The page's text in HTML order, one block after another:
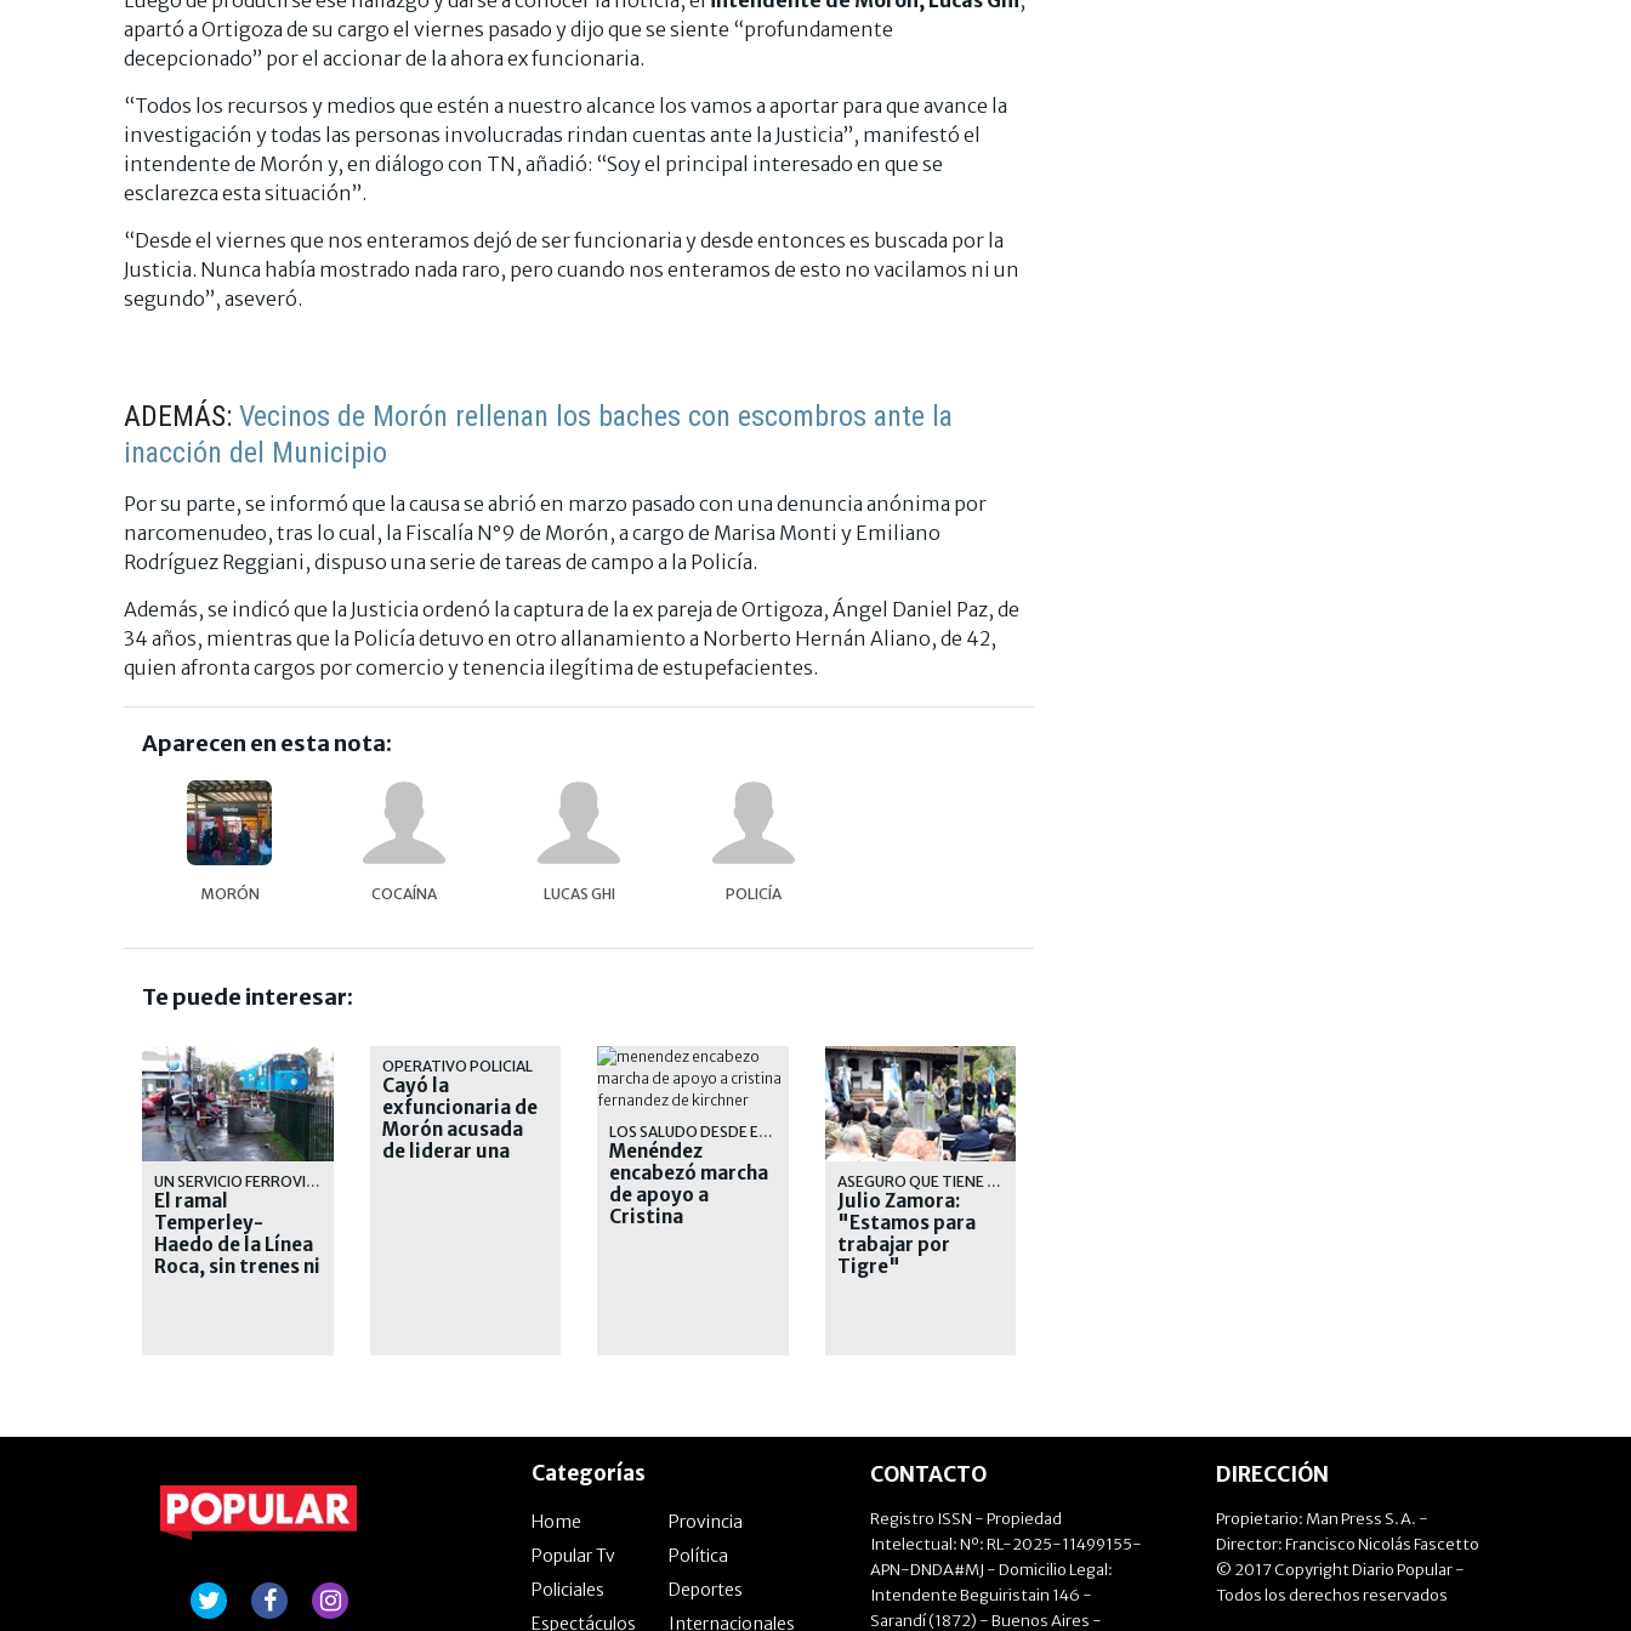
apartó a Ortigoza de su cargo el viernes pasado y dijo que se siente “profundamente
decepcionado” por el accionar de la ahora ex funcionaria.
“Todos los recursos y medios que estén a nuestro alcance los vamos a aportar para que avance la
investigación y todas las personas involucradas rindan cuentas ante la Justicia”, manifestó el
intendente de Morón y, en diálogo con TN, añadió: “Soy el principal interesado en que se
esclarezca esta situación”.
“Desde el viernes que nos enteramos dejó de ser funcionaria y desde entonces es buscada por la
Justicia. Nunca había mostrado nada raro, pero cuando nos enteramos de esto no vacilamos ni un
segundo”, aseveró.
ADEMÁS: Vecinos de Morón rellenan los baches con escombros ante la
inacción del Municipio
Por su parte, se informó que la causa se abrió en marzo pasado con una denuncia anónima por
narcomenudeo, tras lo cual, la Fiscalía N°9 de Morón, a cargo de Marisa Monti y Emiliano
Rodríguez Reggiani, dispuso una serie de tareas de campo a la Policía.
Además, se indicó que la Justicia ordenó la captura de la ex pareja de Ortigoza, Ángel Daniel Paz, de
34 años, mientras que la Policía detuvo en otro allanamiento a Norberto Hernán Aliano, de 42,
quien afronta cargos por comercio y tenencia ilegítima de estupefacientes.
Aparecen en esta nota:
MORÓN COCAÍNA LUCAS GHI POLICÍA
Te puede interesar:
UN SERVICIO FERROVIARIO QUE CADA DIA SE DEGRADA MAS
El ramal
Temperley-
Haedo de la Línea
Roca, sin trenes ni
OPERATIVO POLICIAL
Cayó la
exfuncionaria de
Morón acusada
de liderar una
LOS SALUDO DESDE EL BALCON
Menéndez
encabezó marcha
de apoyo a
Cristina
ASEGURO QUE TIENE MUCHA OBRA POR DELANTE PARA EJECUTAR
Julio Zamora:
"Estamos para
trabajar por
Tigre"
Categorías
Home
Provincia
Popular Tv
Política
Policiales
Deportes
Espectáculos
Internacionales
CONTACTO
Registro ISSN - Propiedad
Intelectual: Nº: RL-2025-11499155-
APN-DNDA#MJ - Domicilio Legal:
Intendente Beguiristain 146 -
Sarandí (1872) - Buenos Aires -
DIRECCIÓN
Propietario: Man Press S.A. -
Director: Francisco Nicolás Fascetto
© 2017 Copyright Diario Popular -
Todos los derechos reservados